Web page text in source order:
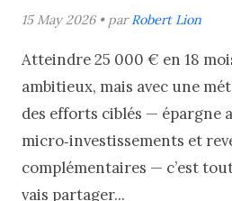
15 May 2026 • parRobert Lion
Atteindre 25 000 € en 18
ambitieux, mais avec une
des efforts ciblés — épargne
micro‑investissements et
complémentaires — c’est
vais partager...